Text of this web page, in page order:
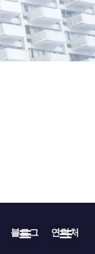
블로그 연락처